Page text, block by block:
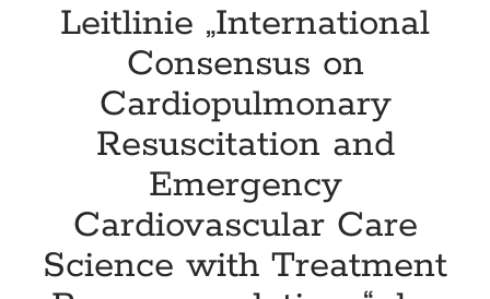
Leitlinie „International
Consensus on
Cardiopulmonary
Resuscitation and
Emergency
Cardiovascular Care
Science with Treatment